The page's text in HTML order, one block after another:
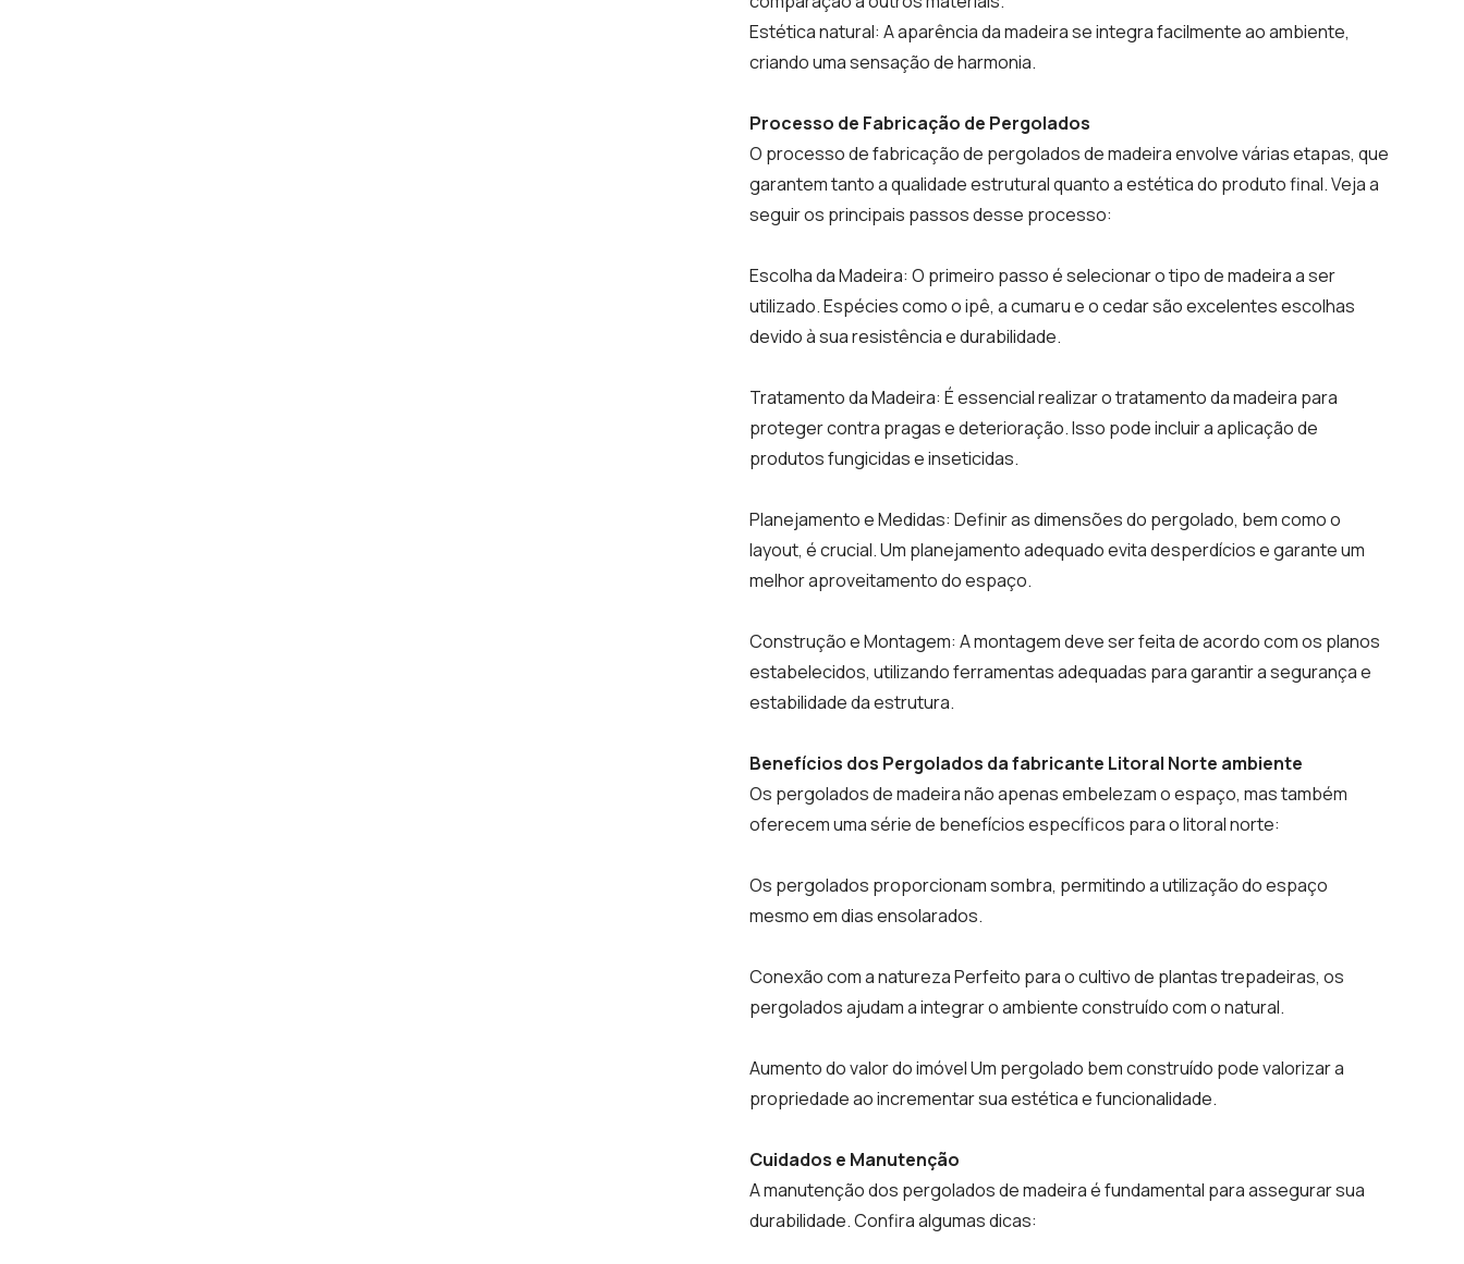
Estética natural: A aparência da madeira se integra facilmente ao ambiente,
criando uma sensação de harmonia.
Processo de Fabricação de Pergolados
O processo de fabricação de pergolados de madeira envolve várias etapas, que
garantem tanto a qualidade estrutural quanto a estética do produto final. Veja a
seguir os principais passos desse processo:
Escolha da Madeira: O primeiro passo é selecionar o tipo de madeira a ser
utilizado. Espécies como o ipê, a cumaru e o cedar são excelentes escolhas
devido à sua resistência e durabilidade.
Tratamento da Madeira: É essencial realizar o tratamento da madeira para
proteger contra pragas e deterioração. Isso pode incluir a aplicação de
produtos fungicidas e inseticidas.
Planejamento e Medidas: Definir as dimensões do pergolado, bem como o
layout, é crucial. Um planejamento adequado evita desperdícios e garante um
melhor aproveitamento do espaço.
Construção e Montagem: A montagem deve ser feita de acordo com os planos
estabelecidos, utilizando ferramentas adequadas para garantir a segurança e
estabilidade da estrutura.
Benefícios dos Pergolados da fabricante Litoral Norte ambiente
Os pergolados de madeira não apenas embelezam o espaço, mas também
oferecem uma série de benefícios específicos para o litoral norte:
Os pergolados proporcionam sombra, permitindo a utilização do espaço
mesmo em dias ensolarados.
Conexão com a natureza Perfeito para o cultivo de plantas trepadeiras, os
pergolados ajudam a integrar o ambiente construído com o natural.
Aumento do valor do imóvel Um pergolado bem construído pode valorizar a
propriedade ao incrementar sua estética e funcionalidade.
Cuidados e Manutenção
A manutenção dos pergolados de madeira é fundamental para assegurar sua
durabilidade. Confira algumas dicas: